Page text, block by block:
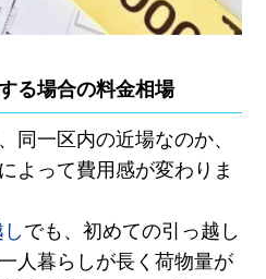
る場合の料金相場
同一区内の近場なのか、
よって費用感が変わりま
でも、初めての引っ越し
人暮らしが長く荷物量が